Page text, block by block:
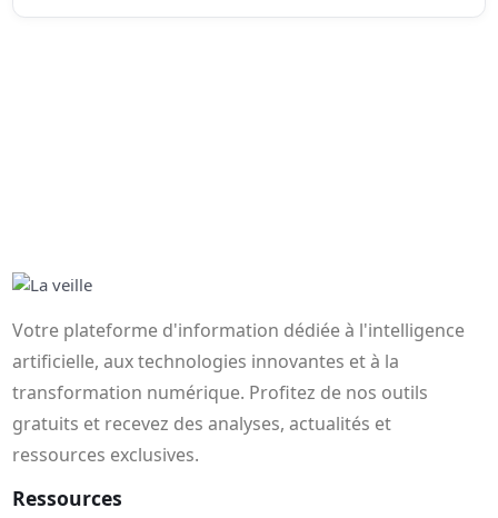
Votre plateforme d'information dédiée à l'intelligence
artificielle, aux technologies innovantes et à la
transformation numérique. Profitez de nos outils
gratuits et recevez des analyses, actualités et
ressources exclusives.
Ressources